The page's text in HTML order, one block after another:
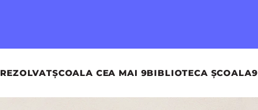
REZOLVATȘCOALA CEA MAI 9BIBLIOTECA ȘCOALA9